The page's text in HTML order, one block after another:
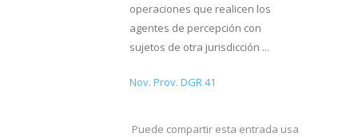
operaciones que realicen los
agentes de percepción con
sujetos de otra jurisdicción ...
Nov. Prov. DGR 41
Puede compartir esta entrada usando sus